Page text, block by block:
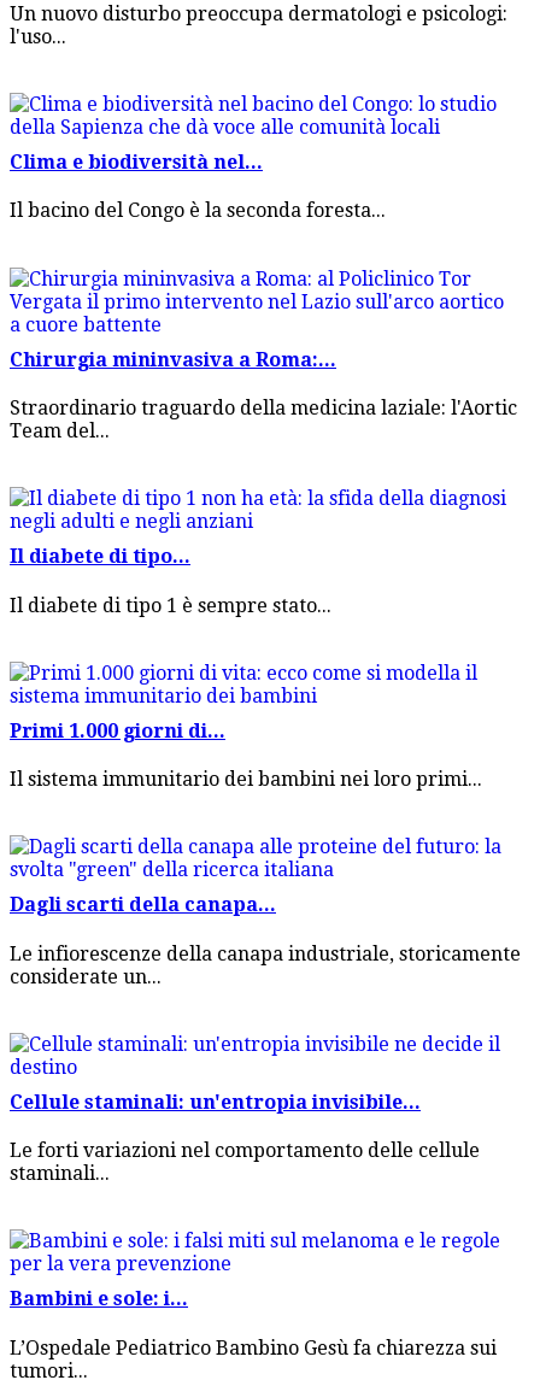
Un nuovo disturbo preoccupa dermatologi e psicologi:
l'uso...
Clima e biodiversità nel...
Il bacino del Congo è la seconda foresta...
Chirurgia mininvasiva a Roma:...
Straordinario traguardo della medicina laziale: l'Aortic
Team del...
Il diabete di tipo...
Il diabete di tipo 1 è sempre stato...
Primi 1.000 giorni di...
Il sistema immunitario dei bambini nei loro primi...
Dagli scarti della canapa...
Le infiorescenze della canapa industriale, storicamente
considerate un...
Cellule staminali: un'entropia invisibile...
Le forti variazioni nel comportamento delle cellule
staminali...
Bambini e sole: i...
L’Ospedale Pediatrico Bambino Gesù fa chiarezza sui
tumori...